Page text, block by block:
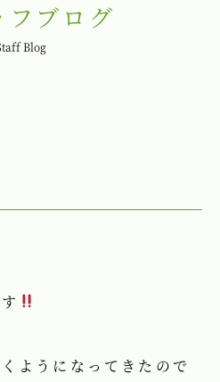
フブログ
Blog
ようになってきたので